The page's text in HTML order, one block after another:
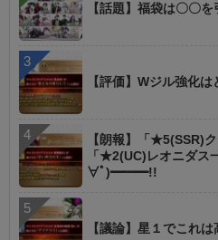
【話題】福袋は〇〇
【評価】Wジル強化
【朗報】「★5(SSR)
「★2(UC)レオニダ
∀ﾟ)━━━!!
【議論】星１でこれ